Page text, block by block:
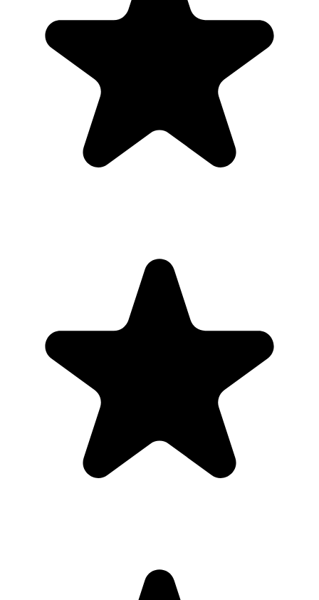
"Always have 101 things to do and this helps me organize and
prioritize like no other app can. It syncs to my phone and laptop, and
when I add dates to tasks, they automatically integrate into my
Google Calendar, which is immensely convenient. I can look at my
daily, weekly, and monthly overview in Google Calendar and
clearly see how much I was able to accomplish! Great tool indeed.
Excited to see how it will evolve over time."